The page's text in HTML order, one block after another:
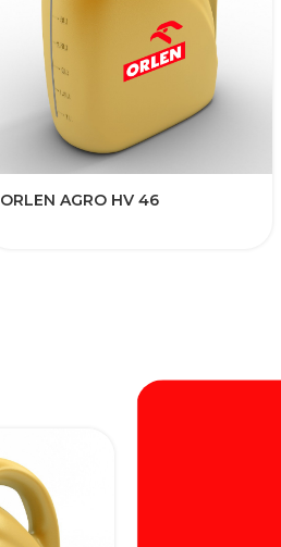
ORLEN AGRO HV 46